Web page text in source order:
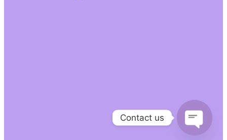
Contact us